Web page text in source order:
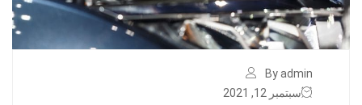
By admin
سبتمبر 12, 2021